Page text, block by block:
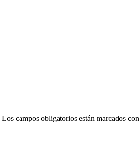
Los campos obligatorios están marcados con